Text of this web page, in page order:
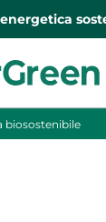
biosostenibile